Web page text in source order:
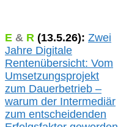
E & R (13.5.26): Zwei
Jahre Digitale
Rentenübersicht: Vom
Umsetzungsprojekt
zum Dauerbetrieb –
warum der Intermediär
zum entscheidenden